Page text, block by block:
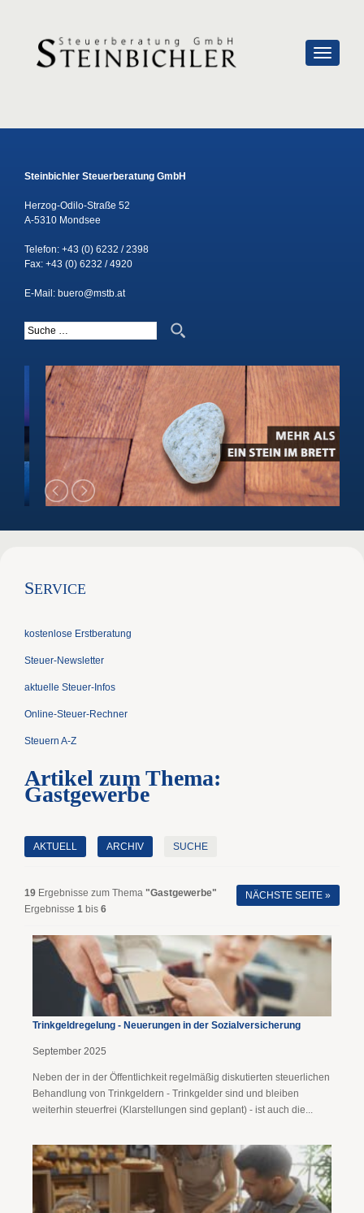
Steinbichler Steuerberatung GmbH
Herzog-Odilo-Straße 52
A-5310 Mondsee
Telefon: +43 (0) 6232 / 2398
Fax: +43 (0) 6232 / 4920
E-Mail: buero@mstb.at
Suche nach:
SERVICE
kostenlose Erstberatung
Steuer-Newsletter
aktuelle Steuer-Infos
Online-Steuer-Rechner
Steuern A-Z
Artikel zum Thema:
Gastgewerbe
AKTUELL ARCHIV SUCHE
19 Ergebnisse zum Thema "Gastgewerbe"
Ergebnisse 1 bis 6
NÄCHSTE SEITE »
Trinkgeldregelung - Neuerungen in der Sozialversicherung
September 2025
Neben der in der Öffentlichkeit regelmäßig diskutierten steuerlichen
Behandlung von Trinkgeldern - Trinkgelder sind und bleiben
weiterhin steuerfrei (Klarstellungen sind geplant) - ist auch die...